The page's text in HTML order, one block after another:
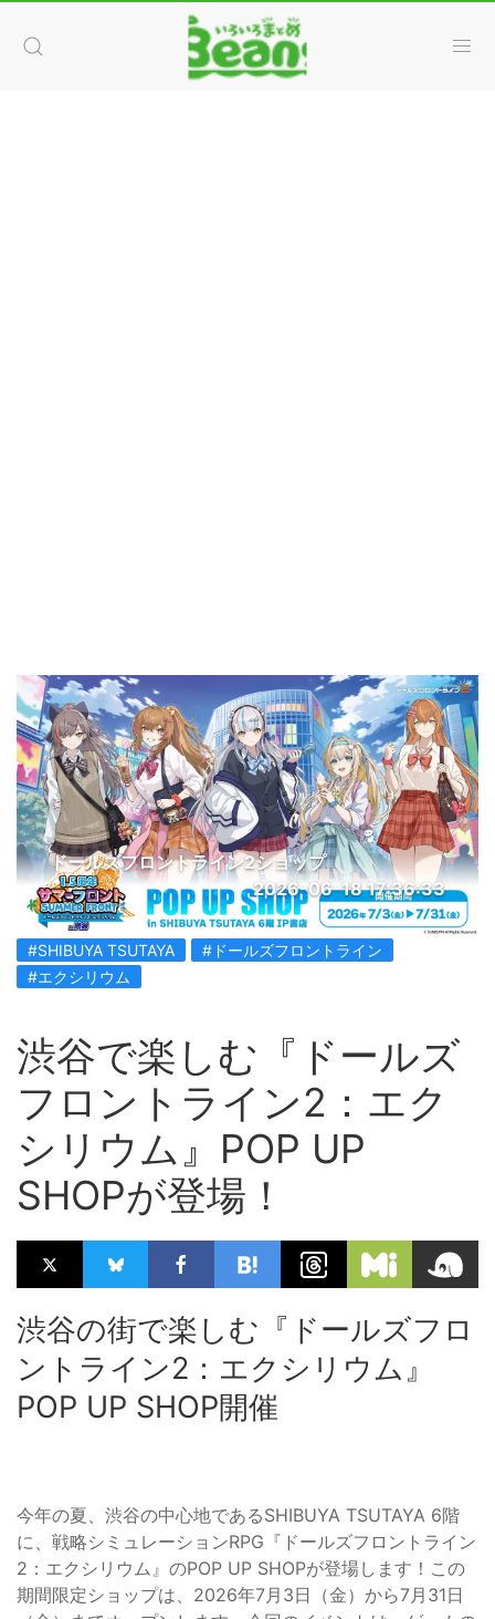
ドールズフロントライン2ショップ
2026-06-18 17:36:33
#SHIBUYA TSUTAYA
#ドールズフロントライン
#エクシリウム
渋谷で楽しむ『ドールズ
フロントライン2：エク
シリウム』POP UP
SHOPが登場！
渋谷の街で楽しむ『ドールズフロ
ントライン2：エクシリウム』
POP UP SHOP開催
今年の夏、渋谷の中心地であるSHIBUYA TSUTAYA 6階
に、戦略シミュレーションRPG『ドールズフロントライン
2：エクシリウム』のPOP UP SHOPが登場します！この
期間限定ショップは、2026年7月3日（金）から7月31日